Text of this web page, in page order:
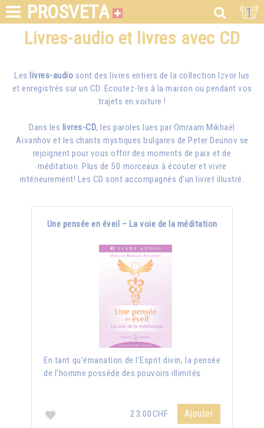
PROSVETA 1
Livres-audio et livres avec CD
Les livres-audio sont des livres entiers de la collection Izvor lus
et enregistrés sur un CD. Ecoutez-les à la maison ou pendant vos
trajets en voiture !
Dans les livres-CD, les paroles lues par Omraam Mikhaël
Aïvanhov et les chants mystiques bulgares de Peter Deunov se
rejoignent pour vous offrir des moments de paix et de
méditation. Plus de 50 morceaux à écouter et vivre
intérieurement! Les CD sont accompagnés d'un livret illustré.
Une pensée en éveil – La voie de la méditation
En tant qu’émanation de l’Esprit divin, la pensée
de l’homme possède des pouvoirs illimités.
23.00CHF Ajouter